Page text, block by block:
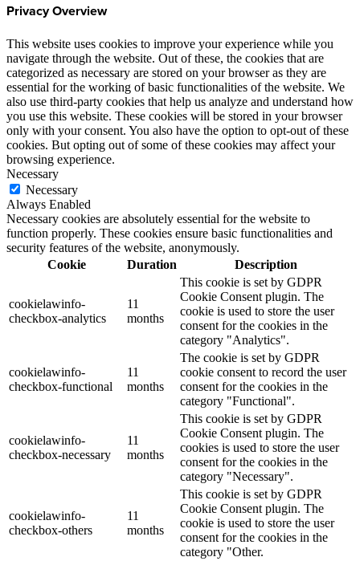
Privacy Overview
This website uses cookies to improve your experience while you
navigate through the website. Out of these, the cookies that are
categorized as necessary are stored on your browser as they are
essential for the working of basic functionalities of the website. We
also use third-party cookies that help us analyze and understand how
you use this website. These cookies will be stored in your browser
only with your consent. You also have the option to opt-out of these
cookies. But opting out of some of these cookies may affect your
browsing experience.
Necessary
Necessary
Always Enabled
Necessary cookies are absolutely essential for the website to
function properly. These cookies ensure basic functionalities and
security features of the website, anonymously.
Cookie
Duration Description
cookielawinfo-
checkbox-analytics
11
months
This cookie is set by GDPR
Cookie Consent plugin. The
cookie is used to store the user
consent for the cookies in the
category "Analytics".
cookielawinfo-
checkbox-functional
11
months
The cookie is set by GDPR
cookie consent to record the user
consent for the cookies in the
category "Functional".
cookielawinfo-
checkbox-necessary
11
months
This cookie is set by GDPR
Cookie Consent plugin. The
cookies is used to store the user
consent for the cookies in the
category "Necessary".
cookielawinfo-
checkbox-others
11
months
This cookie is set by GDPR
Cookie Consent plugin. The
cookie is used to store the user
consent for the cookies in the
category "Other.